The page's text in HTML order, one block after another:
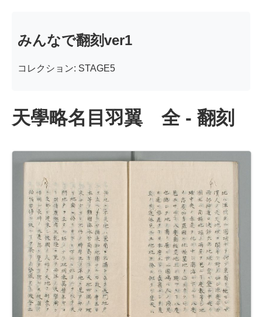
みんなで翻刻ver1
コレクション: STAGE5
天學略名目羽翼 全 - 翻刻